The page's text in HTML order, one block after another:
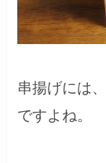
串揚げには
ですよね。